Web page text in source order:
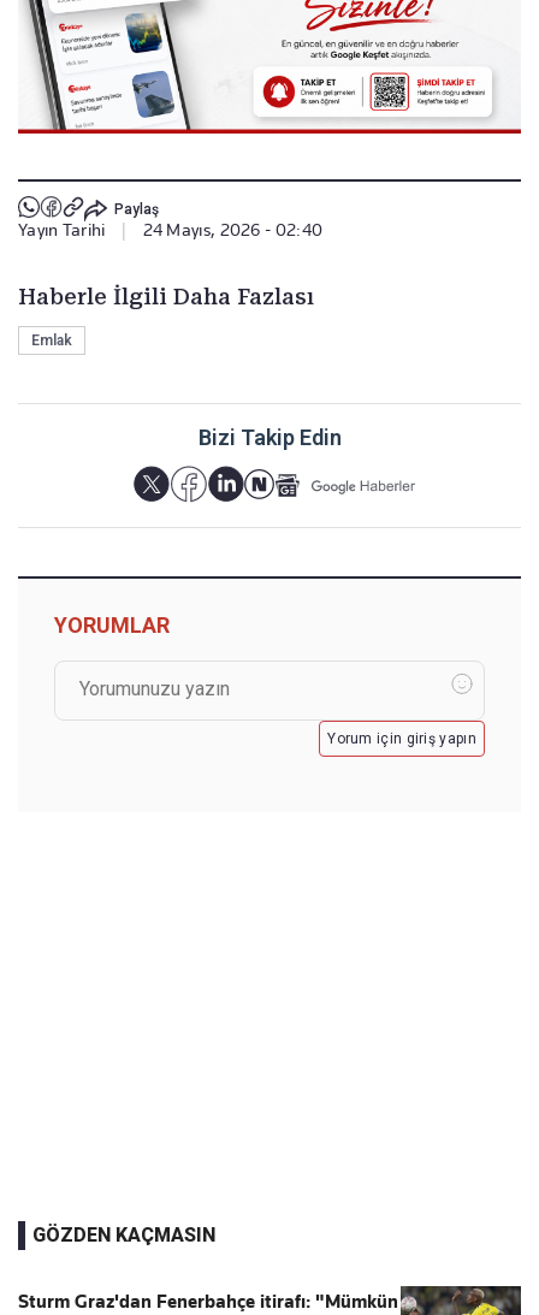
Paylaş
Yayın Tarihi 24 Mayıs, 2026 - 02:40
Haberle İlgili Daha Fazlası
Emlak
Bizi Takip Edin
YORUMLAR
Yorum için giriş yapın
GÖZDEN KAÇMASIN
Sturm Graz'dan Fenerbahçe itirafı: "Mümkün